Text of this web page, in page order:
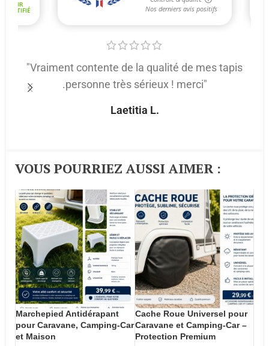
"Vraiment contente de la qualité de mes tapis
.personne très sérieux ! merci"
Laetitia L.
VOUS POURRIEZ AUSSI AIMER :​
Marchepied Antidérapant
pour Caravane, Camping-Car
et Maison
Cache Roue Universel pour
Caravane et Camping-Car –
Protection Premium